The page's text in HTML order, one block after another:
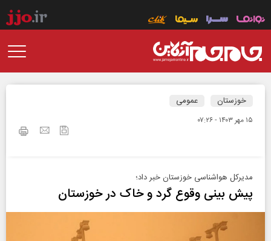
خوزستان عمومی
۱۵ مهر ۱۴۰۳ - ۰۷:۲۶
مدیرکل هواشناسی خوزستان خبر داد؛
پیش بینی وقوع گرد و خاک در خوزستان